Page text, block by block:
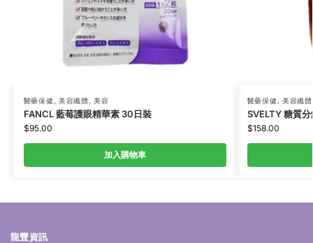
醫藥保健, 美容纖體,美容
FANCL 藍莓護眼精華素 30日裝
$95.00
加入購物車
醫藥保健, 美容纖體
SVELTY 糖質
$158.00
龍豐資訊